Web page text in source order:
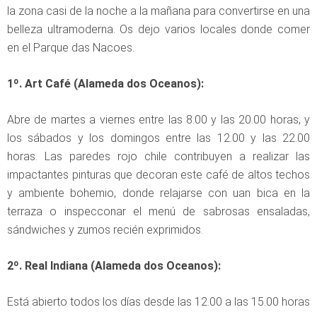
la zona casi de la noche a la mañana para convertirse en una
belleza ultramoderna. Os dejo varios locales donde comer
en el Parque das Nacoes.
1º. Art Café (Alameda dos Oceanos):
Abre de martes a viernes entre las 8.00 y las 20.00 horas, y
los sábados y los domingos entre las 12.00 y las 22.00
horas. Las paredes rojo chile contribuyen a realizar las
impactantes pinturas que decoran este café de altos techos
y ambiente bohemio, donde relajarse con uan bica en la
terraza o inspecconar el menú de sabrosas ensaladas,
sándwiches y zumos recién exprimidos.
2º. Real Indiana (Alameda dos Oceanos):
Está abierto todos los días desde las 12.00 a las 15.00 horas